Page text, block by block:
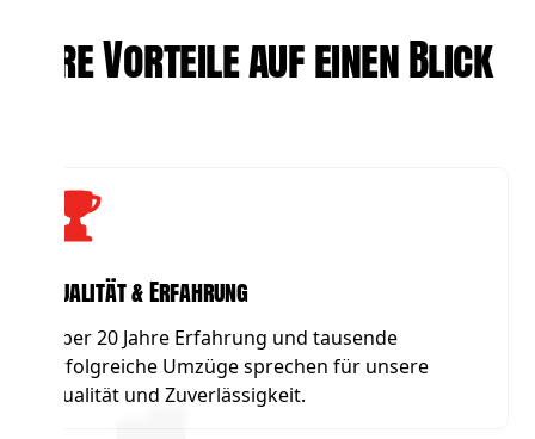
Ihre Vorteile auf einen Blick
Qualität & Erfahrung
Über 20 Jahre Erfahrung und tausende
erfolgreiche Umzüge sprechen für unsere
Qualität und Zuverlässigkeit.